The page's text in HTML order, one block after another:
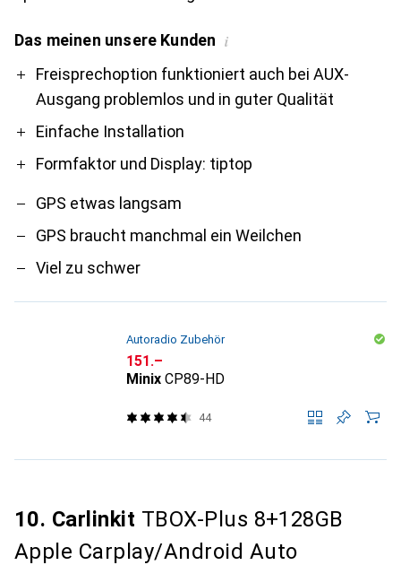
Das meinen unsere Kunden i
ProFreisprechoption funktioniert auch bei AUX-
Ausgang problemlos und in guter Qualität
Einfache Installation
Formfaktor und Display: tiptop
Contra
GPS etwas langsam
GPS braucht manchmal ein Weilchen
Viel zu schwer
Autoradio Zubehör
CHF
151.–
Minix CP89-HD
44
10. Carlinkit TBOX-Plus 8+128GB
Apple Carplay/Android Auto